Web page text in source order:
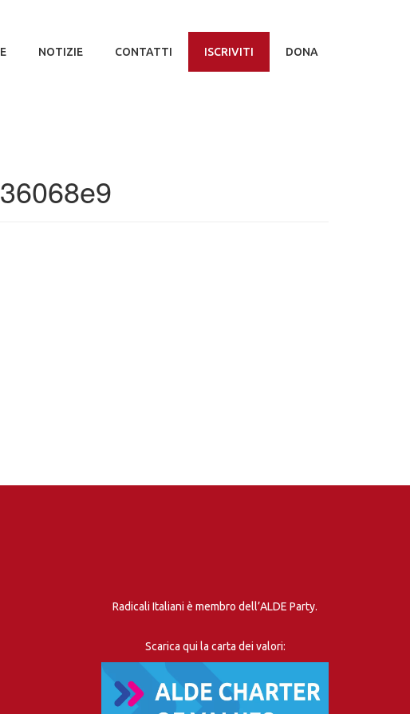
NOTIZIE CONTATTI ISCRIVITI DONA
Radicali Italiani è membro dell’ALDE Party.
Scarica qui la carta dei valori: